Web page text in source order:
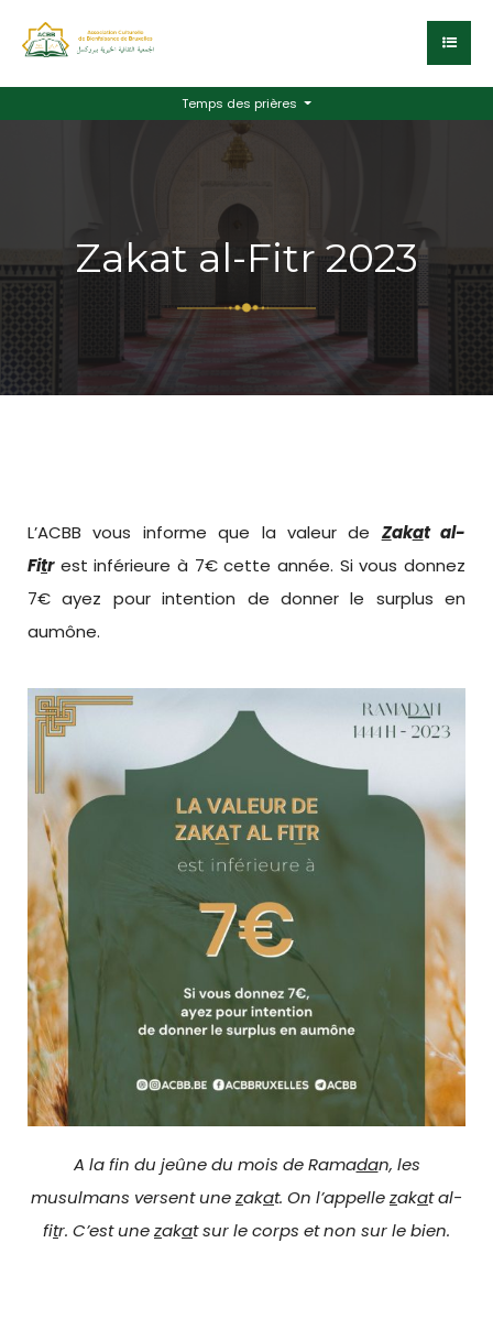
Temps des prières
Zakat al-Fitr 2023
L’ACBB vous informe que la valeur de Zakat al-
Fitr est inférieure à 7€ cette année. Si vous donnez
7€ ayez pour intention de donner le surplus en
aumône.
A la fin du jeûne du mois de Ramadan, les
musulmans versent unezakat. On l’appellezakat al-
fitr. C’est unezakat sur le corps et non sur le bien.